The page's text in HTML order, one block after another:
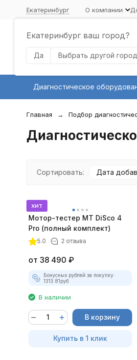
Екатеринбург
Екатеринбург ваш город?
Да Выбрать другой город
О компании
Диагностическое
Главная Подбор
Сортировать: Дата
хит
Мотор-тестер MT DiSco 4
Pro (полный комплект)
5.0 2 отзыва
от 38 490 ₽
Бонусных рублей за покупку:
1313.81руб.
В наличии
В корзину
Купить в 1 клик